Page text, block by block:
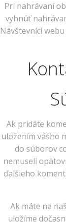
Pri nahrávaní
vyhnúť
Návštevníci
Ak pridáte
uložením vášho
do súborov
nemuseli
ďalšieho
Ak máte na
uložíme